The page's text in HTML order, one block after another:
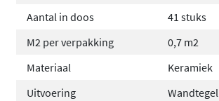
Aantal in doos
41 stuks
M2 per verpakking
0,7 m2
Materiaal
Keramiek
Uitvoering
Wandtegel